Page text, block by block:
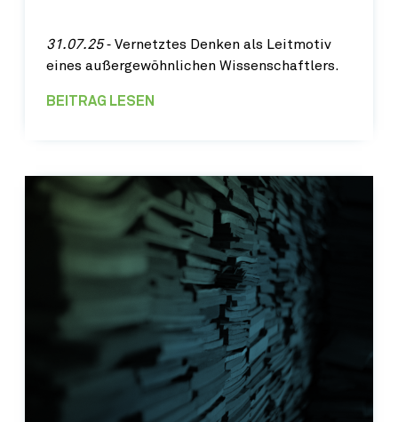
31.07.25‐ Vernetztes Denken als Leitmotiv
eines außergewöhnlichen Wissenschaftlers.
BEITRAG LESEN